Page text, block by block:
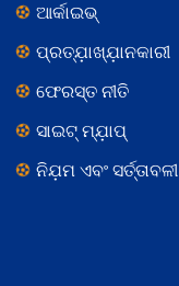
ଆର୍କାଇଭ୍
ପ୍ରତ୍ଯ଼ାଖ୍ଯ଼ାନକାରୀ
ଫେରସ୍ତ ନୀତି
ସାଇଟ୍ ମ୍ଯ଼ାପ୍
ନିଯ଼ମ ଏବଂ ସର୍ତ୍ତାବଳୀ